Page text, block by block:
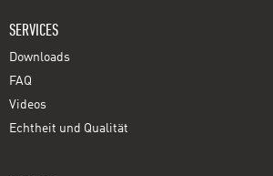
SERVICES
Downloads
FAQ
Videos
Echtheit und Qualität